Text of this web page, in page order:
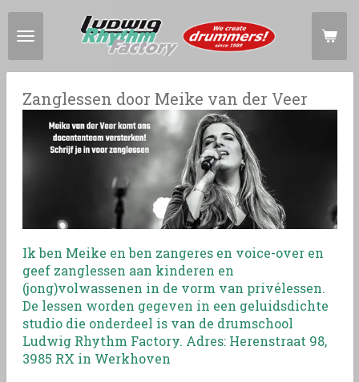
Ga
direct
de
hoofdinhoud
Zanglessen door Meike van der Veer
Ik ben Meike en ben zangeres en voice-over en
geef zanglessen aan kinderen en
(jong)volwassenen in de vorm van privélessen.
De lessen worden gegeven in een geluidsdichte
studio die onderdeel is van de drumschool
Ludwig Rhythm Factory. Adres: Herenstraat 98,
3985 RX in Werkhoven